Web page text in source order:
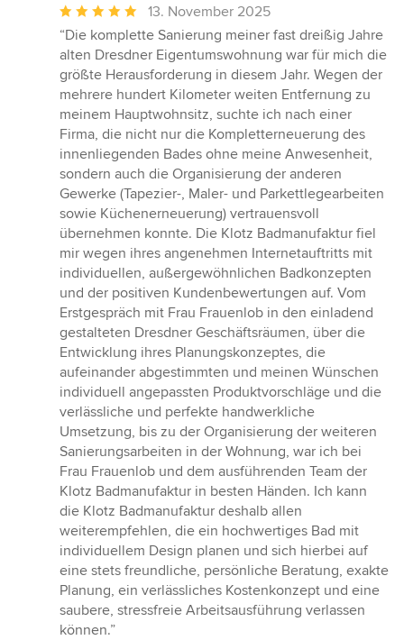
Durchschnittliche
Bewertung:
5
von
5
Sternen
13. November 2025
“Die komplette Sanierung meiner fast dreißig Jahre
alten Dresdner Eigentumswohnung war für mich die
größte Herausforderung in diesem Jahr. Wegen der
mehrere hundert Kilometer weiten Entfernung zu
meinem Hauptwohnsitz, suchte ich nach einer
Firma, die nicht nur die Kompletterneuerung des
innenliegenden Bades ohne meine Anwesenheit,
sondern auch die Organisierung der anderen
Gewerke (Tapezier-, Maler- und Parkettlegearbeiten
sowie Küchenerneuerung) vertrauensvoll
übernehmen konnte. Die Klotz Badmanufaktur fiel
mir wegen ihres angenehmen Internetauftritts mit
individuellen, außergewöhnlichen Badkonzepten
und der positiven Kundenbewertungen auf. Vom
Erstgespräch mit Frau Frauenlob in den einladend
gestalteten Dresdner Geschäftsräumen, über die
Entwicklung ihres Planungskonzeptes, die
aufeinander abgestimmten und meinen Wünschen
individuell angepassten Produktvorschläge und die
verlässliche und perfekte handwerkliche
Umsetzung, bis zu der Organisierung der weiteren
Sanierungsarbeiten in der Wohnung, war ich bei
Frau Frauenlob und dem ausführenden Team der
Klotz Badmanufaktur in besten Händen. Ich kann
die Klotz Badmanufaktur deshalb allen
weiterempfehlen, die ein hochwertiges Bad mit
individuellem Design planen und sich hierbei auf
eine stets freundliche, persönliche Beratung, exakte
Planung, ein verlässliches Kostenkonzept und eine
saubere, stressfreie Arbeitsausführung verlassen
können.”